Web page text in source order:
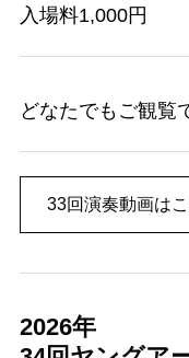
入場料1,000円
どなたでもご観覧
33回演奏動画は
2026年